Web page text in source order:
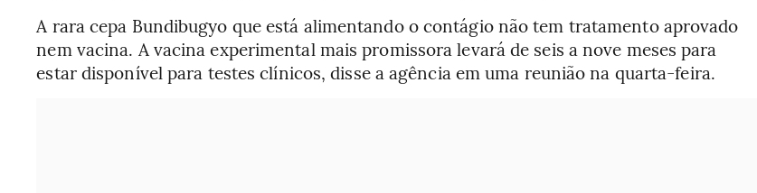
A rara cepa Bundibugyo que está alimentando o contágio não tem tratamento aprovado
nem vacina. A vacina experimental mais promissora levará de seis a nove meses para
estar disponível para testes clínicos, disse a agência em uma reunião na quarta-feira.